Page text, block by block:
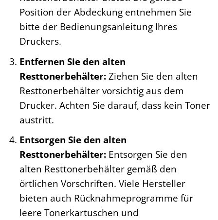
Position der Abdeckung entnehmen Sie
bitte der Bedienungsanleitung Ihres
Druckers.
Entfernen Sie den alten
Resttonerbehälter:Ziehen Sie den alten
Resttonerbehälter vorsichtig aus dem
Drucker. Achten Sie darauf, dass kein Toner
austritt.
Entsorgen Sie den alten
Resttonerbehälter:Entsorgen Sie den
alten Resttonerbehälter gemäß den
örtlichen Vorschriften. Viele Hersteller
bieten auch Rücknahmeprogramme für
leere Tonerkartuschen und